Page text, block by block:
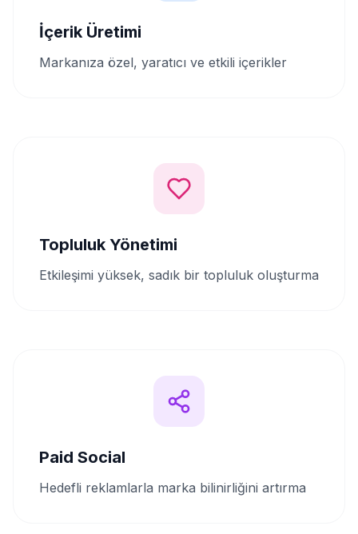
İçerik Üretimi
Markanıza özel, yaratıcı ve etkili içerikler
Topluluk Yönetimi
Etkileşimi yüksek, sadık bir topluluk oluşturma
Paid Social
Hedefli reklamlarla marka bilinirliğini artırma